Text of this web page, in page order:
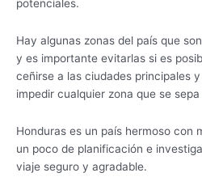
potenciales.
Hay algunas zonas del país que
y es importante evitarlas si es
ceñirse a las ciudades principales
impedir cualquier zona que se
Honduras es un país hermoso con
un poco de planificación e
viaje seguro y agradable.